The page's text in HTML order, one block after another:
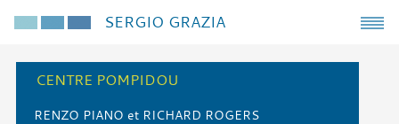
SERGIO GRAZIA
CENTRE POMPIDOU
RENZO PIANO et RICHARD ROGERS